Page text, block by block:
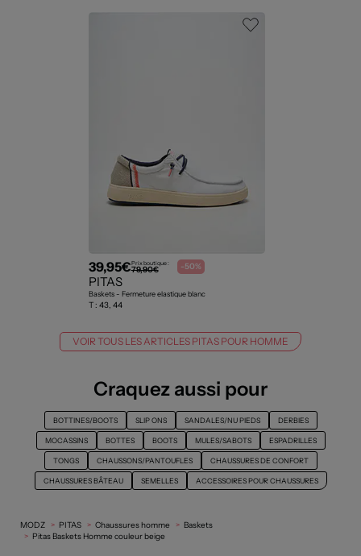
39,95€Prix boutique :
79,90€ -50%
PITAS
Baskets - Fermeture elastique blanc
T : 43, 44
VOIR TOUS LES ARTICLES PITAS POUR HOMME
Craquez aussi pour
BOTTINES/BOOTS SLIP ONS SANDALES/NU PIEDS DERBIES
MOCASSINS BOTTES BOOTS MULES/SABOTS ESPADRILLES
TONGS CHAUSSONS/PANTOUFLES CHAUSSURES DE CONFORT
CHAUSSURES BÂTEAU SEMELLES ACCESSOIRES POUR CHAUSSURES
MODZ PITAS Chaussures homme
Baskets
Pitas Baskets Homme couleur beige